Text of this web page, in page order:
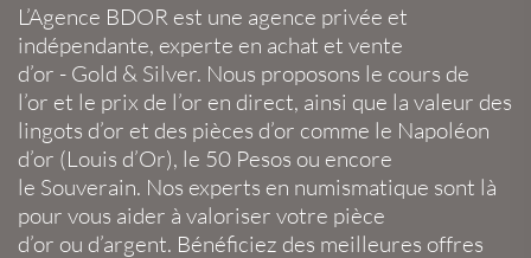
L’Agence BDOR est une agence privée et
indépendante, experte en achat et vente
d’or - Gold & Silver. Nous proposons le cours de
l’or et le prix de l’or en direct, ainsi que la valeur des
lingots d’or et des pièces d’or comme le Napoléon
d’or (Louis d’Or), le 50 Pesos ou encore
le Souverain. Nos experts en numismatique sont là
pour vous aider à valoriser votre pièce
d’or ou d’argent. Bénéficiez des meilleures offres